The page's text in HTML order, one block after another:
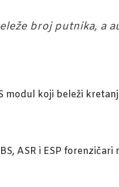
broj putnika, a
koji beleži
ASR i ESP